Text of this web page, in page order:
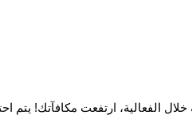
خلال الفعالية، ارتفعت مكافآتك!